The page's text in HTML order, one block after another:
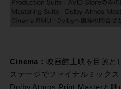
Cinema： 映画館上映を目的と
ステージでファイナルミックス
Dolby Atmos Print Masterと呼